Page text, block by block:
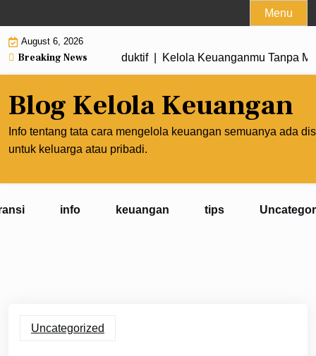
to
content
Menu
August 6, 2026
Breaking NewsLebih Produktif |Kelola Keuanganmu Tanpa
Blog Kelola Keuangan
Info tentang tata cara mengelola keuangan semuanya ada
untuk keluarga atau pribadi.
info keuangan tips
Uncategorized